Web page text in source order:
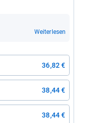
Weiterlesen
36,82 €
38,44 €
38,44 €